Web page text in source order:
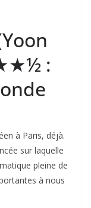
:
à Paris, déjà.
sur laquelle
pleine de
à nous